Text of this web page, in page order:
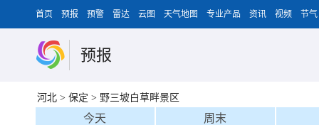
首页 预报 预警 雷达 云图 天气地图 专业产品 资讯 视频 节气
预报
河北 > 保定 > 野三坡白草畔景区
今天 周末